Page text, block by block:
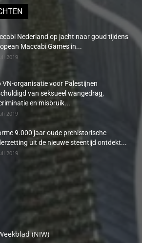
Nederland op jacht naar goud tijdens
Maccabi Games in...
2019
VN-organisatie voor Palestijnen
van seksueel wangedrag,
en misbruik...
2019
9.000 jaar oude prehistorische
uit de nieuwe steentijd ontdekt...
2019
(NIW)